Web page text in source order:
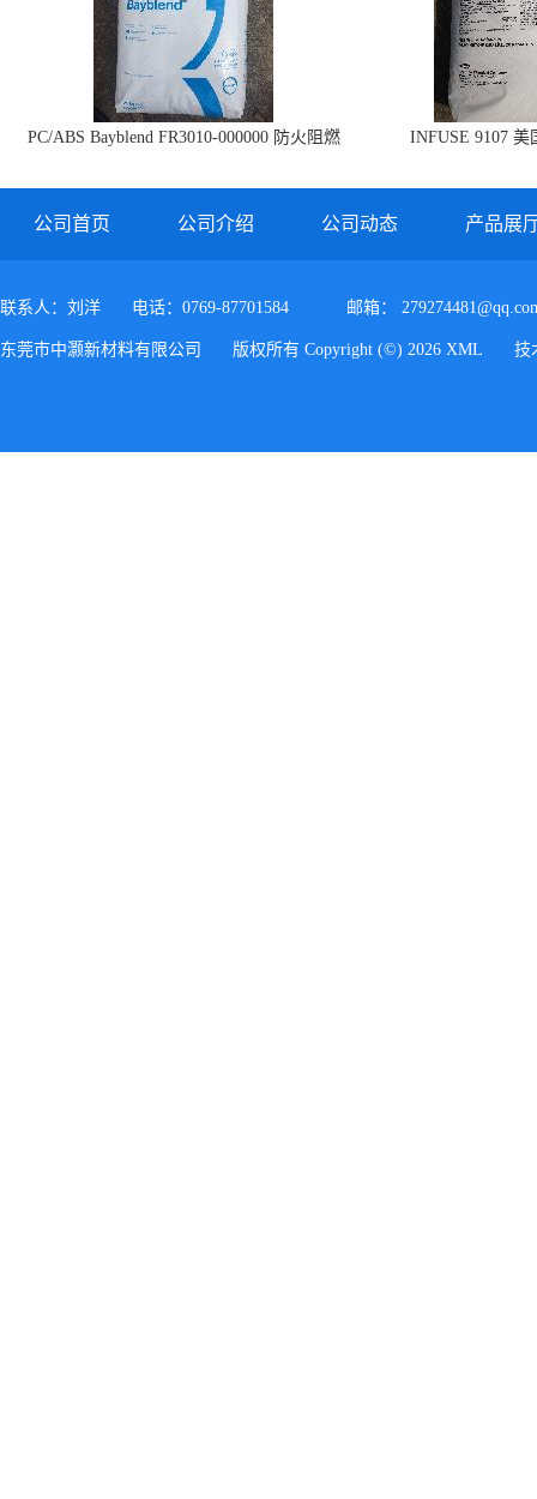
PC/ABS Bayblend FR3010-000000 防火阻燃
INFUSE 9107 美
公司首页 公司介绍 公司动态 产品展
联系人：刘洋 电话：0769-87701584 邮箱：
东莞市中灏新材料有限公司 版权所有 Copyright (©) 2026 XML 技